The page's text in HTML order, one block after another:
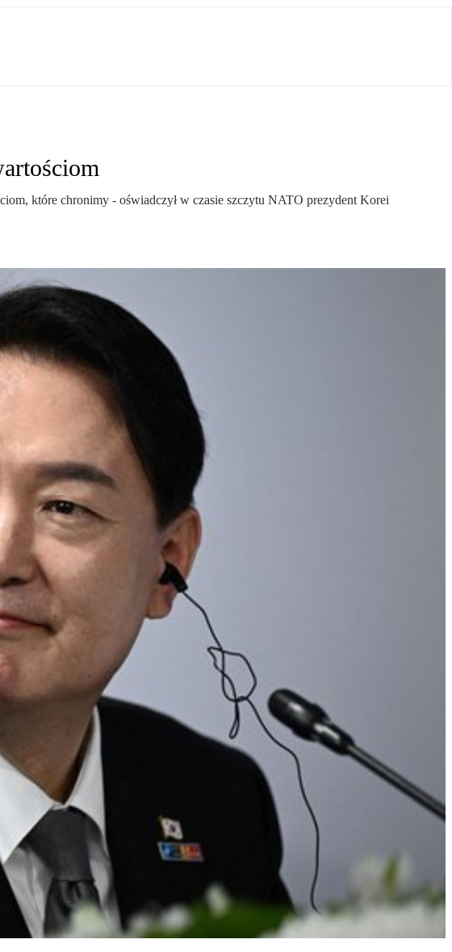
które chronimy - oświadczył w czasie szczytu NATO prezydent Korei